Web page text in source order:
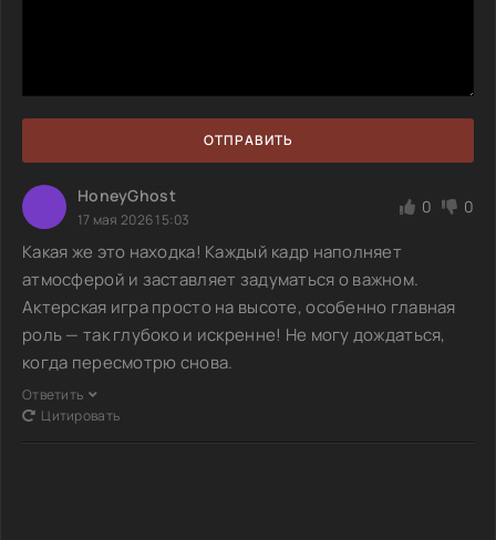
ОТПРАВИТЬ
HoneyGhost
17 мая 2026 15:03
0 0
Какая же это находка! Каждый кадр наполняет
атмосферой и заставляет задуматься о важном.
Актерская игра просто на высоте, особенно главная
роль — так глубоко и искренне! Не могу дождаться,
когда пересмотрю снова.
Ответить
Цитировать